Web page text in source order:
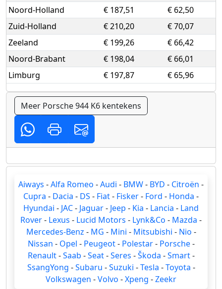
Noord-Holland
€ 187,51
€ 62,50
Zuid-Holland
€ 210,20
€ 70,07
Zeeland
€ 199,26
€ 66,42
Noord-Brabant
€ 198,04
€ 66,01
Limburg
€ 197,87 € 65,96
Meer Porsche 944 K6 kentekens
Aiways -Alfa Romeo -Audi - BMW- BYD - Citroën -
Cupra - Dacia - DS - Fiat- Fisker- Ford - Honda -
Hyundai - JAC- Jaguar- Jeep - Kia - Lancia - Land
Rover- Lexus - Lucid Motors - Lynk&Co - Mazda -
Mercedes-Benz - MG - Mini - Mitsubishi - Nio -
Nissan - Opel - Peugeot- Polestar- Porsche-
Renault-Saab -Seat-Seres -Škoda -Smart-
SsangYong -Subaru -Suzuki -Tesla -Toyota -
Volkswagen -Volvo -Xpeng -Zeekr